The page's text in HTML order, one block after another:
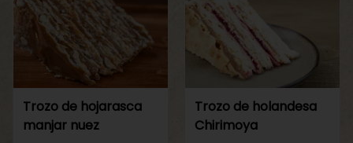
Trozo de hojarasca
manjar nuez
Trozo de holandesa
Chirimoya